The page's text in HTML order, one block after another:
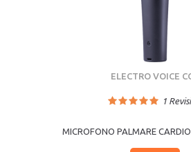
ELECTRO VOICE
1
MICROFONO PALMARE